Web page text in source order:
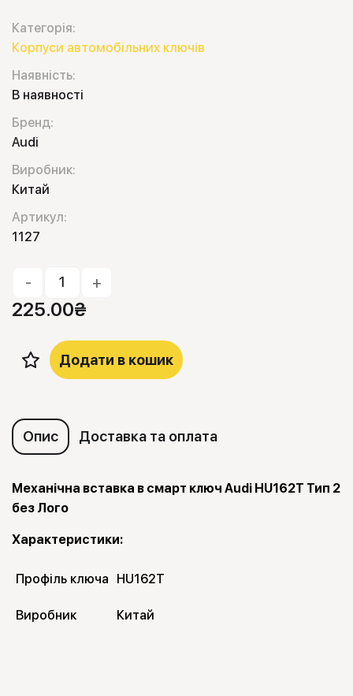
Категорія:
Корпуси автомобільних ключів
Наявність:
В наявності
Бренд:
Audi
Виробник:
Китай
Артикул:
1127
- +
225.00₴
Додати в кошик
Опис Доставка та оплата
Механічна вставка в смарт ключ Audi HU162T Тип 2
без Лого
Характеристики:
Профіль ключа HU162T
Виробник Китай